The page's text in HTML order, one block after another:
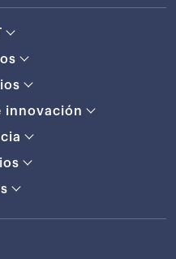
innovación